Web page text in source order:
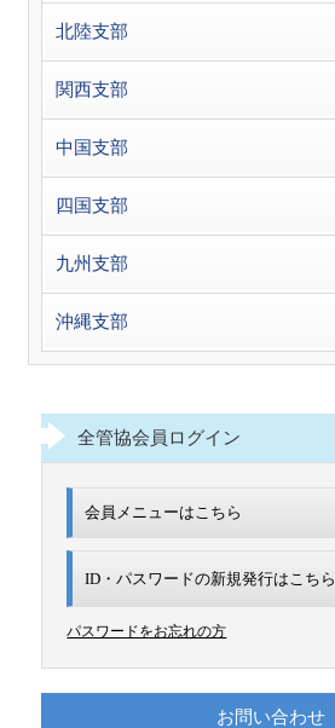
北陸支部
関西支部
中国支部
四国支部
九州支部
沖縄支部
全管協会員ログイン
会員メニューはこちら
ID・パスワードの新規発行は こちら
パスワードをお忘れの方
お問い合わせ